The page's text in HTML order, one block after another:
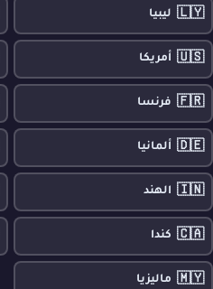
🇱🇾 ليبيا
🇺🇸 أمريكا
🇫🇷 فرنسا
🇩🇪 ألمانيا
🇮🇳 الهند
🇨🇦 كندا
🇲🇾 ماليزيا